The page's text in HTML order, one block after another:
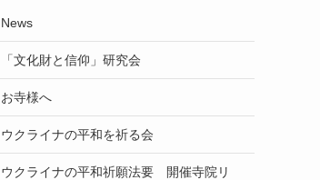
News
「文化財と信仰」研究会
お寺様へ
ウクライナの平和を祈る会
ウクライナの平和祈願法要 開催寺院リ